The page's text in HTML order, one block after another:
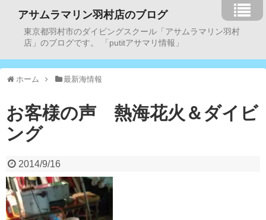
アサムラマリン羽村店のブログ
東京都羽村市のダイビングスクール「アサムラマリン羽村
店」のブログです。 「putitアサマリ情報」
ホーム 最新海情報
お客様の声 熱海花火＆ダイビ
ング
2014/9/16